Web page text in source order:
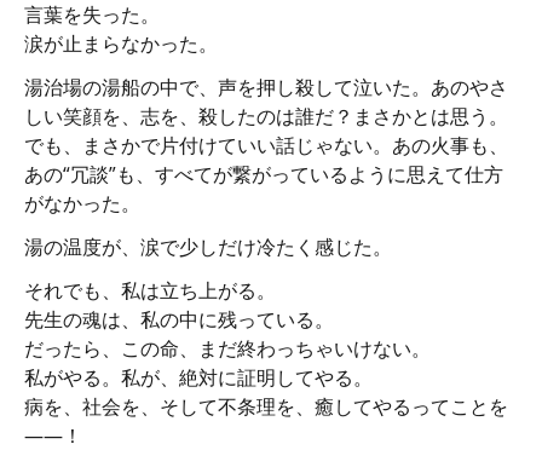
言葉を失った。
涙が止まらなかった。
湯治場の湯船の中で、声を押し殺して泣いた。あのやさ
しい笑顔を、志を、殺したのは誰だ？まさかとは思う。
でも、まさかで片付けていい話じゃない。あの火事も、
あの“冗談”も、すべてが繋がっているように思えて仕方
がなかった。
湯の温度が、涙で少しだけ冷たく感じた。
それでも、私は立ち上がる。
先生の魂は、私の中に残っている。
だったら、この命、まだ終わっちゃいけない。
私がやる。私が、絶対に証明してやる。
病を、社会を、そして不条理を、癒してやるってことを
——！